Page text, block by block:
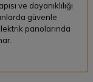
ve dayanıklılığı
güvenle
panolarında